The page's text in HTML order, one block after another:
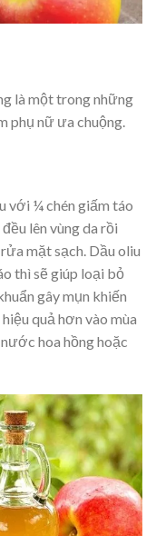
là một trong những
phụ nữ ưa chuộng.
với ¼ chén giấm táo
lên vùng da rồi
mặt sạch. Dầu oliu
thì sẽ giúp loại bỏ
gây mụn khiến
quả hơn vào mùa
hoa hồng hoặc